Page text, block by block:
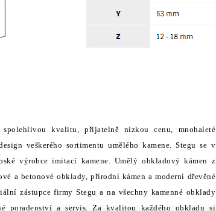
spolehlivou kvalitu, přijatelně nízkou cenu, mnohaleté
veškerého sortimentu umělého kamene. Stegu se v
výrobce imitací kamene. Umělý obkladový kámen z
a betonové obklady, přírodní kámen a moderní dřevěné
zástupce firmy Stegu a na všechny kamenné obklady
poradenství a servis. Za kvalitou každého obkladu si